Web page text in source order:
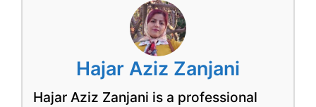
Hajar Aziz Zanjani
Hajar Aziz Zanjani is a professional